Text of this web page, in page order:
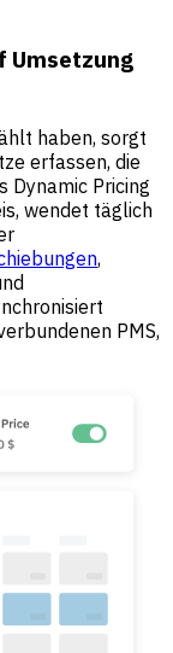
Umsetzung
haben, sorgt
erfassen, die
Dynamic Pricing
wendet täglich
,
PMS,